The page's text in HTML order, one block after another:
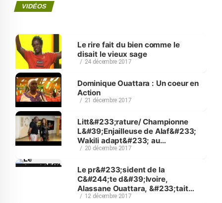
VIDÉOS
Le rire fait du bien comme le
disait le vieux sage
24 décembre 2017
Dominique Ouattara : Un coeur en
Action
21 décembre 2017
Litt&#233;rature/ Championne
L&#39;Enjailleuse de Alaf&#233;
Wakili adapt&#233; au
th&#233;&#226;tre
20 décembre 2017
Le pr&#233;sident de la
C&#244;te d&#39;Ivoire,
Alassane Ouattara, &#233;tait
l&#39;invit&#233; de Jean-Pierre
12 décembre 2017